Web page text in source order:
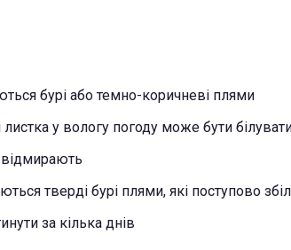
бурі або темно-коричневі плями
у вологу погоду може бути
відмирають
тверді бурі плями, які поступово
за кілька днів